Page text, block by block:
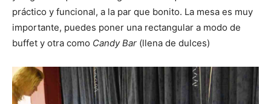
práctico y funcional, a la par que bonito. La mesa es muy
importante, puedes poner una rectangular a modo de
buffet y otra como Candy Bar (llena de dulces)